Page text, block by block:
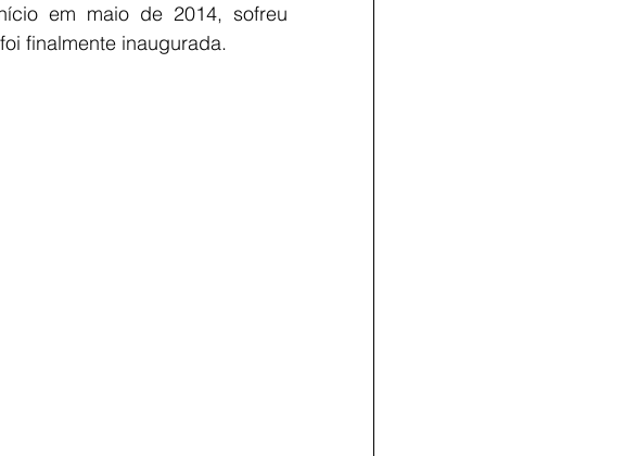
em maio de 2014, sofreu
finalmente inaugurada.